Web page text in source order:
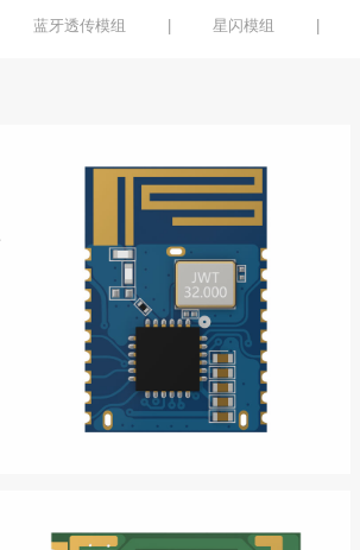
蓝牙透传模组 星闪模组